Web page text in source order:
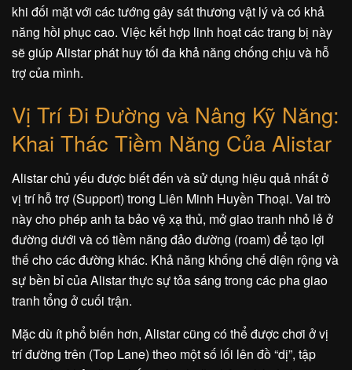
khi đối mặt với các tướng gây sát thương vật lý và có khả
năng hồi phục cao. Việc kết hợp linh hoạt các trang bị này
sẽ giúp Alistar phát huy tối đa khả năng chống chịu và hỗ
trợ của mình.
Vị Trí Đi Đường và Nâng Kỹ Năng:
Khai Thác Tiềm Năng Của Alistar
Alistar chủ yếu được biết đến và sử dụng hiệu quả nhất ở
vị trí hỗ trợ (Support) trong Liên Minh Huyền Thoại. Vai trò
này cho phép anh ta bảo vệ xạ thủ, mở giao tranh nhỏ lẻ ở
đường dưới và có tiềm năng đảo đường (roam) để tạo lợi
thế cho các đường khác. Khả năng khống chế diện rộng và
sự bền bỉ của Alistar thực sự tỏa sáng trong các pha giao
tranh tổng ở cuối trận.
Mặc dù ít phổ biến hơn, Alistar cũng có thể được chơi ở vị
trí đường trên (Top Lane) theo một số lối lên đồ “dị”, tập